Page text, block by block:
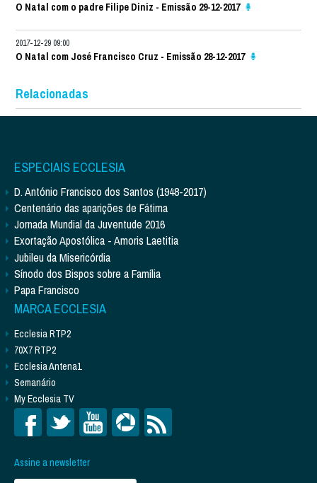
O Natal com o padre Filipe Diniz - Emissão 29-12-2017
2017-12-29 09:00
O Natal com José Francisco Cruz - Emissão 28-12-2017
Relacionadas
ESPECIAIS ECCLESIA
D. António Francisco dos Santos (1948-2017)
Centenário das aparições de Fátima
Jornada Mundial da Juventude 2016
Exortação Apostólica - Amoris Laetitia
Jubileu da Misericórdia
Sínodo dos Bispos sobre a Família
Papa Francisco
MARCA ECCLESIA
Ecclesia RTP2
70X7 RTP2
Ecclesia Antena1
Semanário
My Ecclesia TV
Assine a newsletter